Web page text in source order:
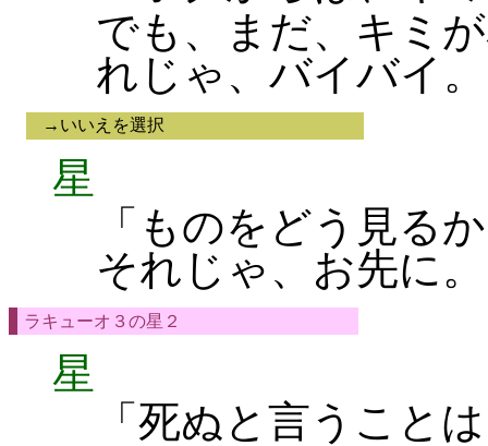
でも、まだ、キミ
れじゃ、バイバイ。
→いいえを選択
星
「ものをどう見る
それじゃ、お先に。
ラキューオ３の星２
星
「死ぬと言うこと